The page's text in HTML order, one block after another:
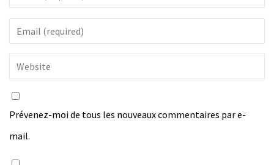
Prévenez-moi de tous les nouveaux commentaires par e-
mail.